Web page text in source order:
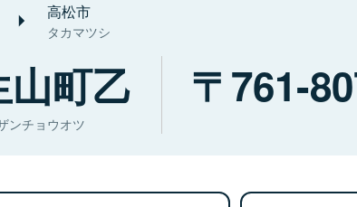
高松市
タカマツシ
町乙
ンチョウオツ
761-